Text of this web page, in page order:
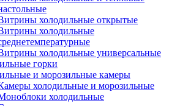
холодильные открытые
холодильные
холодильные универсальные
горки
и морозильные камеры
холодильные и морозильные
холодильные